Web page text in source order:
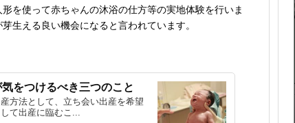
を使って赤ちゃんの沐浴の仕方等の実地体験を行いま
生える良い機会になると言われています。
をつけるべき三つのこと
方法として、立ち会い出産を希望
て出産に臨むこ...